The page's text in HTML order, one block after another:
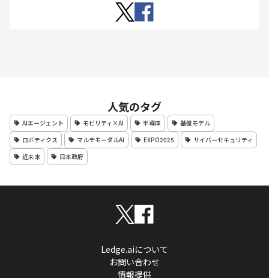
人気のタグ
AIエージェント モビリティ×AI 半導体
基盤モデル
ロボティクス
マルチモーダルAI EXPO2025
サイバーセキュリティ
近未来
日本政府
Ledge.aiについて
お問い合わせ
情報提供